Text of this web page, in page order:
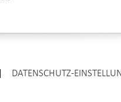
DATENSCHUTZ-